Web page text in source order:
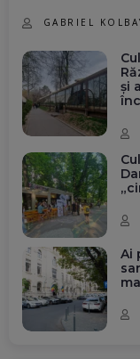
GABRIEL
și
Ai